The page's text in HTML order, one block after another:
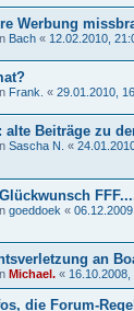
Werbung
Bach « 12.02.2010,
Frank. « 29.01.2010,
alte Beiträge zu
Sascha N. «
goeddoek «
an
Michael. « 16.10.2008,
die Forum-